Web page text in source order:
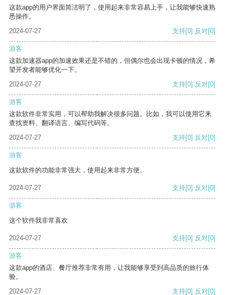
这款app的用户界面简洁明了，使用起来非常容易上手，让我能够快速熟
悉操作。
2024-07-27
支持[0] 反对[0]
游客
这款加速器app的加速效果还是不错的，但偶尔也会出现卡顿的情况，希
望开发者能够优化一下。
2024-07-27
支持[0] 反对[0]
游客
这款软件非常实用，可以帮助我解决很多问题。比如，我可以使用它来
查找资料、翻译语言、编写代码等。
2024-07-27
支持[0] 反对[0]
游客
这款软件的功能非常强大，使用起来非常方便。
2024-07-27 支持[0] 反对[0]
游客
这个软件我非常喜欢
2024-07-27 支持[0] 反对[0]
游客
这款app的酒店、餐厅推荐非常有用，让我能够享受到高品质的旅行体
验。
2024-07-27
支持[0] 反对[0]